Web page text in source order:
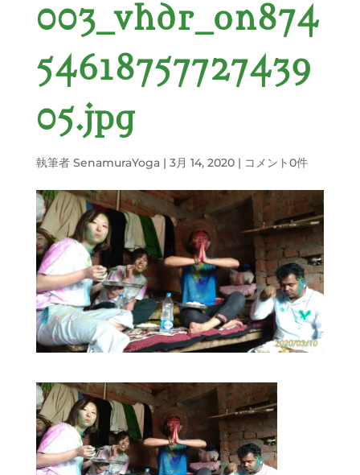
003_vhdr_on874
54618757727439
05.jpg
執筆者 SenamuraYoga| 3月 14, 2020| コメント0件